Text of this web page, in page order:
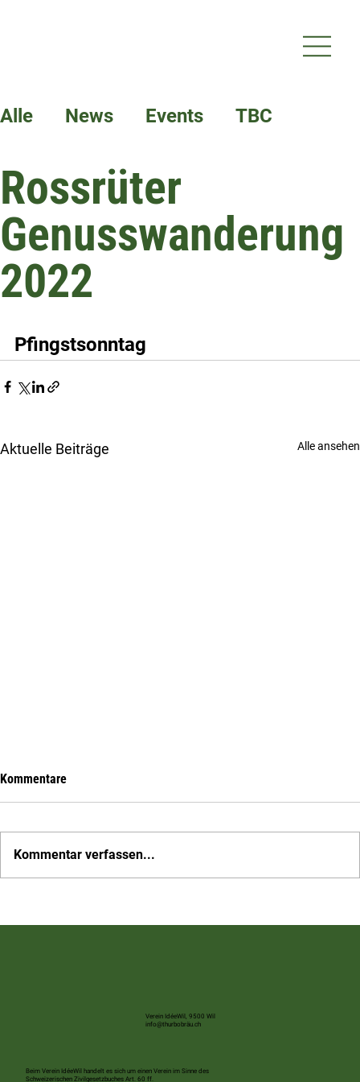
Alle News Events TBC
Termine
Rossrüter
Genusswanderung
2022
Pfingstsonntag
Aktuelle Beiträge Alle ansehen
Kommentare
Kommentar verfassen...
Verein IdéeWil, 9500 Wil
info@thurbobräu.ch
Beim Verein IdéeWil handelt es sich um einen Verein im Sinne des
Schweizerischen Zivilgesetzbuches Art. 60 ff.